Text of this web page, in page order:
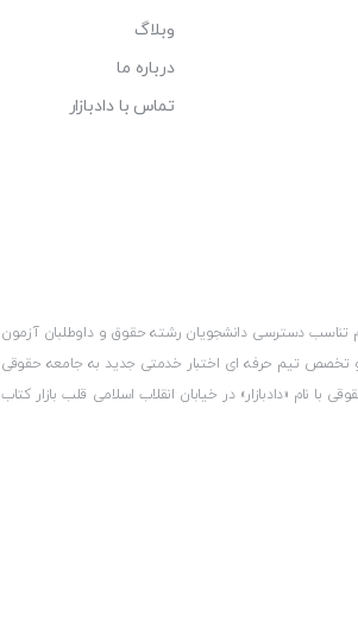
وبلاگ
درباره ما
تماس با دادبازار
تناسب دسترسی دانشجویان رشته حقوق و داوطلبان آزمون
و تخصص تیم حرفه ای اختبار خدمتی جدید به جامعه حقوقی
نام «دادبازار» در خیابان انقلاب اسلامی قلب بازار کتاب
صنعت، معدن و تجارت، نشان ملی ثبت رسانه های دیجیتال از